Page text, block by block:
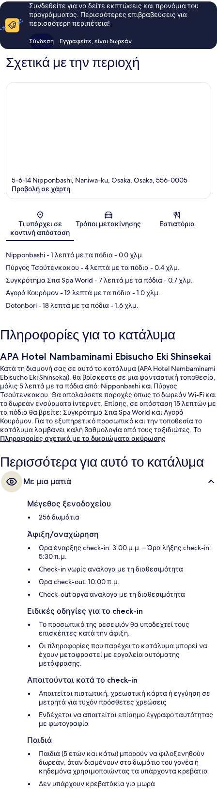
Συνδεθείτε για να δείτε εκπτώσεις και προνόμια του
προγράμματος. Περισσότερες επιβραβεύσεις για
περισσότερη περιπέτεια!
Σύνδεση Εγγραφείτε, είναι δωρεάν
Σχετικά με την περιοχή
Χάρτης
5-6-14 Nipponbashi, Naniwa-ku, Osaka, Osaka, 556-0005
Προβολή σε χάρτη
Τι υπάρχει σε
κοντινή απόσταση
Τρόποι μετακίνησης Εστιατόρια
Nipponbashi- 1 λεπτό με τα πόδια- 0.0 χλμ.
Πύργος Τσούτενκακου - 4 λεπτά με τα πόδια- 0.4 χλμ.
Συγκρότημα Σπα Spa World - 7 λεπτά με τα πόδια- 0.7 χλμ.
Αγορά Κουρόμον- 12 λεπτά με τα πόδια- 1.0 χλμ.
Dotonbori- 18 λεπτά με τα πόδια- 1.6 χλμ.
Πληροφορίες για το κατάλυμα
APA Hotel Nambaminami Ebisucho Eki Shinsekai
Κατά τη διαμονή σας σε αυτό το κατάλυμα (APA Hotel Nambaminami
Ebisucho Eki Shinsekai), θα βρίσκεστε σε μια φανταστική τοποθεσία,
μόλις 5 λεπτά με τα πόδια από: Nipponbashi και Πύργος
Τσούτενκακου. Θα απολαύσετε παροχές όπως το δωρεάν Wi-Fi και
το δωρεάν ενσύρματο ίντερνετ. Επίσης, σε απόσταση 15 λεπτών με
τα πόδια θα βρείτε: Συγκρότημα Σπα Spa World και Αγορά
Κουρόμον. Για το εξυπηρετικό προσωπικό και την τοποθεσία το
κατάλυμα λαμβάνει καλή βαθμολογία από τους ταξιδιώτες. Το
κατάλυμα βρίσκεται πολύ κοντά με τα πόδια από τα μέσα μαζικής
βήματα μακριά και το σημείο επιβίβασης Σταθμός Imaimiyaebisu
βρίσκεται σε απόσταση 6 λεπτών.
Πληροφορίες σχετικά με τα δικαιώματα ακύρωσης
Περισσότερα για αυτό το κατάλυμα
Με μια ματιά
Μέγεθος ξενοδοχείου
256 δωμάτια
Άφιξη/αναχώρηση
Ώρα έναρξης check-in: 3:00 μ.μ. – Ώρα λήξης check-in:
5:30 π.μ.
Check-in νωρίς ανάλογα με τη διαθεσιμότητα
Ώρα check-out: 10:00 π.μ.
Check-out αργά ανάλογα με τη διαθεσιμότητα
Ειδικές οδηγίες για το check-in
Το προσωπικό της ρεσεψιόν θα υποδεχτεί τους
επισκέπτες κατά την άφιξη.
Οι πληροφορίες που παρέχει το κατάλυμα μπορεί να
έχουν μεταφραστεί με εργαλεία αυτόματης
μετάφρασης.
Απαιτούνται κατά το check-in
Απαιτείται πιστωτική, χρεωστική κάρτα ή εγγύηση σε
μετρητά για τυχόν πρόσθετες χρεώσεις
Ενδέχεται να απαιτείται επίσημο έγγραφο ταυτότητας
με φωτογραφία
Παιδιά
Παιδιά (5 ετών και κάτω) μπορούν να φιλοξενηθούν
δωρεάν, όταν διαμένουν στο δωμάτιο του γονέα ή
κηδεμόνα χρησιμοποιώντας τα υπάρχοντα κρεβάτια
Δεν υπάρχουν κρεβατάκια για μωρά